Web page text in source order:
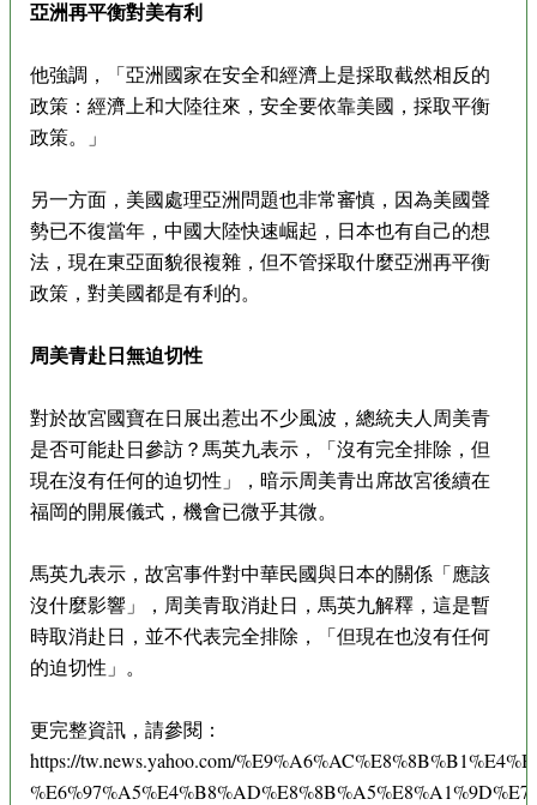
亞洲再平衡對美有利
他強調，「亞洲國家在安全和經濟上是採取截然相反的
政策：經濟上和大陸往來，安全要依靠美國，採取平衡
政策。」
另一方面，美國處理亞洲問題也非常審慎，因為美國聲
勢已不復當年，中國大陸快速崛起，日本也有自己的想
法，現在東亞面貌很複雜，但不管採取什麼亞洲再平衡
政策，對美國都是有利的。
周美青赴日無迫切性
對於故宮國寶在日展出惹出不少風波，總統夫人周美青
是否可能赴日參訪？馬英九表示，「沒有完全排除，但
現在沒有任何的迫切性」，暗示周美青出席故宮後續在
福岡的開展儀式，機會已微乎其微。
馬英九表示，故宮事件對中華民國與日本的關係「應該
沒什麼影響」，周美青取消赴日，馬英九解釋，這是暫
時取消赴日，並不代表完全排除，「但現在也沒有任何
的迫切性」。
更完整資訊，請參閱：
https://tw.news.yahoo.com/